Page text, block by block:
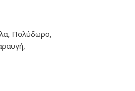
Πολύδωρο,